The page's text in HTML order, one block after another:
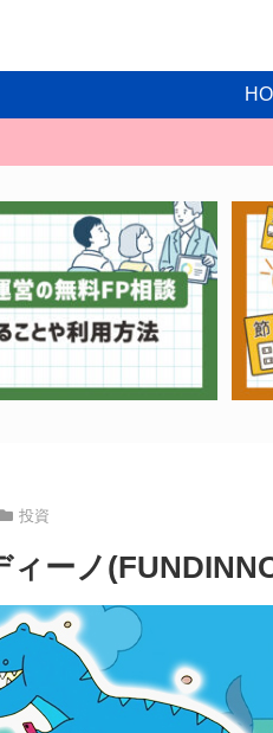
投資
ィーノ